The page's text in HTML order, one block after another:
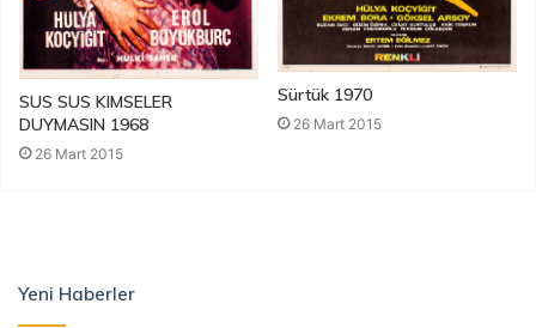
SUS SUS KIMSELER
DUYMASIN 1968
26 Mart 2015
Sürtük 1970
26 Mart 2015
Yeni Haberler